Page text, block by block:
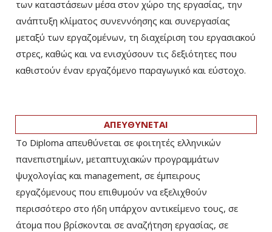
των καταστάσεων μέσα στον χώρο της εργασίας, την
ανάπτυξη κλίματος συνεννόησης και συνεργασίας
μεταξύ των εργαζομένων, τη διαχείριση του εργασιακού
στρες, καθώς και να ενισχύσουν τις δεξιότητες που
καθιστούν έναν εργαζόμενο παραγωγικό και εύστοχο.
ΑΠΕΥΘΥΝΕΤΑΙ
Το Diploma απευθύνεται σε φοιτητές ελληνικών
πανεπιστημίων, μεταπτυχιακών προγραμμάτων
ψυχολογίας και management, σε έμπειρους
εργαζόμενους που επιθυμούν να εξελιχθούν
περισσότερο στο ήδη υπάρχον αντικείμενο τους, σε
άτομα που βρίσκονται σε αναζήτηση εργασίας, σε